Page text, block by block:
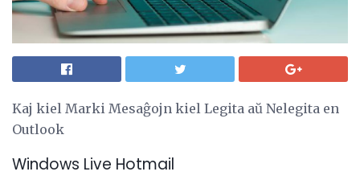
Kaj kiel Marki Mesaĝojn kiel Legita aŭ Nelegita en
Outlook
Windows Live Hotmail